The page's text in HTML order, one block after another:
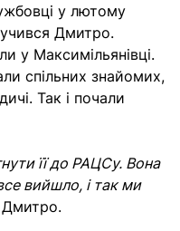
у лютому
Дмитро.
у Максимільянівці.
спільних знайомих,
Так і почали
її до РАЦСу. Вона
вийшло, і так ми